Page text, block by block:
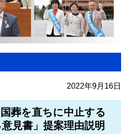
2022年9月16日
葬を直ちに中止する
見書」提案理由説明